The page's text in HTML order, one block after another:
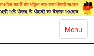
Toggle
Menu